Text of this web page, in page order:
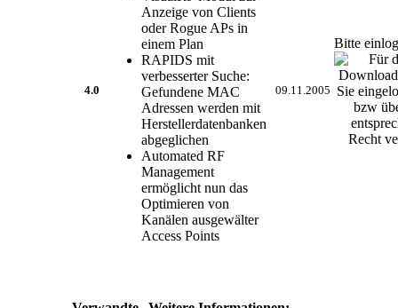
4.0
Anzeige von Clients
oder Rogue APs in
einem Plan
RAPIDS mit
verbesserter Suche:
Gefundene MAC
Adressen werden mit
Herstellerdatenbanken
abgeglichen
Automated RF
Management
ermöglicht nun das
Optimieren von
Kanälen ausgewälter
Access Points
09.11.2005
Bitte